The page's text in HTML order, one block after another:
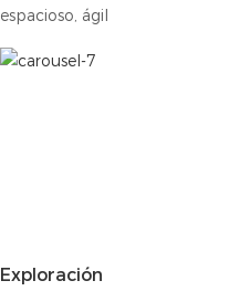
espacioso, ágil
Exploración